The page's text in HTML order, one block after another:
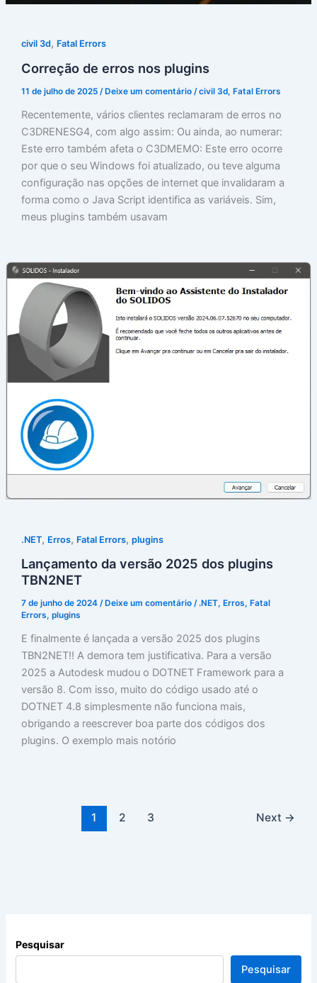
civil 3d, Fatal Errors
Correção de erros nos plugins
11 de julho de 2025 / Deixe um comentário /civil 3d, Fatal Errors
Recentemente, vários clientes reclamaram de erros no
C3DRENESG4, com algo assim: Ou ainda, ao numerar:
Este erro também afeta o C3DMEMO: Este erro ocorre
por que o seu Windows foi atualizado, ou teve alguma
configuração nas opções de internet que invalidaram a
forma como o Java Script identifica as variáveis. Sim,
meus plugins também usavam
.NET, Erros, Fatal Errors, plugins
Lançamento da versão 2025 dos plugins
TBN2NET
7 de junho de 2024 / Deixe um comentário / .NET, Erros, Fatal
Errors, plugins
E finalmente é lançada a versão 2025 dos plugins
TBN2NET!! A demora tem justificativa. Para a versão
2025 a Autodesk mudou o DOTNET Framework para a
versão 8. Com isso, muito do código usado até o
DOTNET 4.8 simplesmente não funciona mais,
obrigando a reescrever boa parte dos códigos dos
plugins. O exemplo mais notório
1 2 3 Next →
Pesquisar
Pesquisar